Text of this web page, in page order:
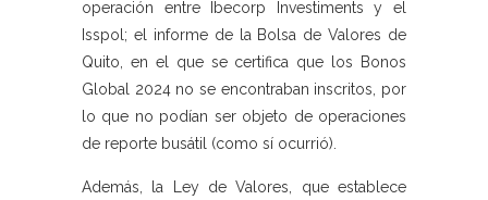
operación entre Ibecorp Investiments y el
Isspol; el informe de la Bolsa de Valores de
Quito, en el que se certifica que los Bonos
Global 2024 no se encontraban inscritos, por
lo que no podían ser objeto de operaciones
de reporte busátil (como sí ocurrió).
Además, la Ley de Valores, que establece